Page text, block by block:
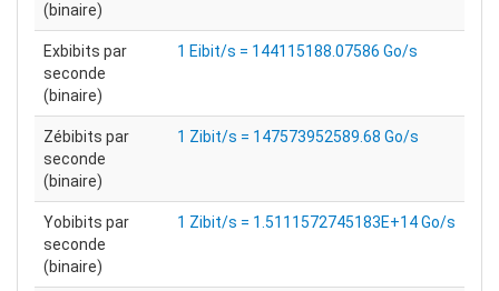
(binaire)
Exbibits par
seconde
(binaire)
1 Eibit/s = 144115188.07586 Go/s
Zébibits par
seconde
(binaire)
1 Zibit/s = 147573952589.68 Go/s
Yobibits par
seconde
(binaire)
1 Zibit/s = 1.5111572745183E+14 Go/s